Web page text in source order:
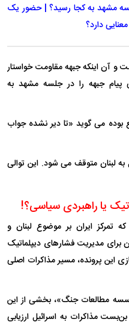
مشهد به کجا رسید؟ | حضور یک
دارد؟
آن اینکه جبهه مقاومت خواستار
پیام جبهه را در جلسه مشهد به
می گوید «تا دیر نشده جواب
به لبنان متوقف می شود. این توالی
یا راهبردی سیاسی؟!
تمرکز ایران بر موضوع لبنان و
برای مدیریت فشار‌های دیپلماتیک
این پرونده، مسیر مذاکرات اصلی
مطالعات جنگ»، بخشی از این
مذاکرات به اسرائیل ارزیابی